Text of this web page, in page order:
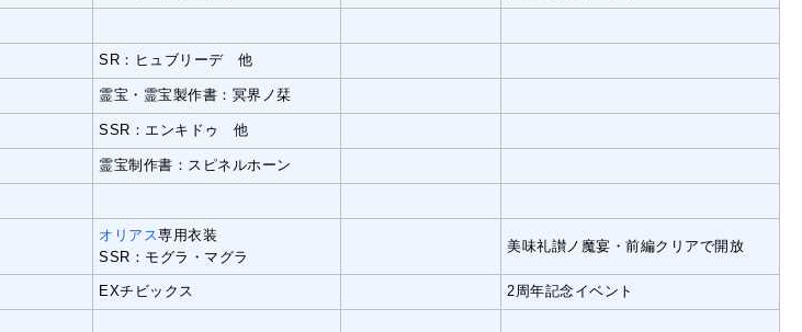
SR：ヒュブリーデ 他
霊宝・霊宝製作書：冥界ノ栞
SSR：エンキドゥ 他
霊宝制作書：スピネルホーン
オリアス専用衣装
SSR：モグラ・マグラ
美味礼讃ノ魔宴・前編クリアで開放
EXチビックス 2周年記念イベント